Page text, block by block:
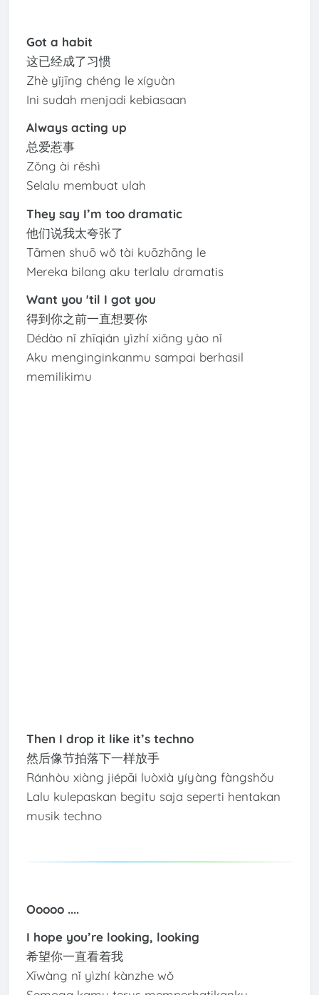
Got a habit
这已经成了习惯
Zhè yǐjīng chéng le xíguàn
Ini sudah menjadi kebiasaan
Always acting up
总爱惹事
Zǒng ài rěshì
Selalu membuat ulah
They say I’m too dramatic
他们说我太夸张了
Tāmen shuō wǒ tài kuāzhāng le
Mereka bilang aku terlalu dramatis
Want you 'til I got you
得到你之前一直想要你
Dédào nǐ zhīqián yìzhí xiǎng yào nǐ
Aku menginginkanmu sampai berhasil
memilikimu
Then I drop it like it’s techno
然后像节拍落下一样放手
Ránhòu xiàng jiépāi luòxià yíyàng fàngshǒu
Lalu kulepaskan begitu saja seperti hentakan
musik techno
Ooooo ....
I hope you’re looking, looking
希望你一直看着我
Xīwàng nǐ yìzhí kànzhe wǒ